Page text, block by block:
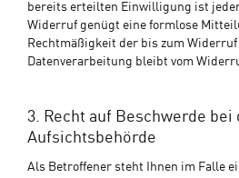
bereits erteilten Einwilligung ist
Widerruf genügt eine formlose
Rechtmäßigkeit der bis zum
Datenverarbeitung bleibt vom
3. Recht auf Beschwerde
Aufsichtsbehörde
Als Betroffener steht Ihnen im Falle